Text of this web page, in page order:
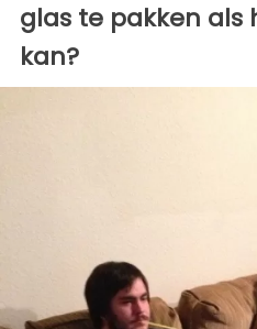
glas te pakken als
kan?